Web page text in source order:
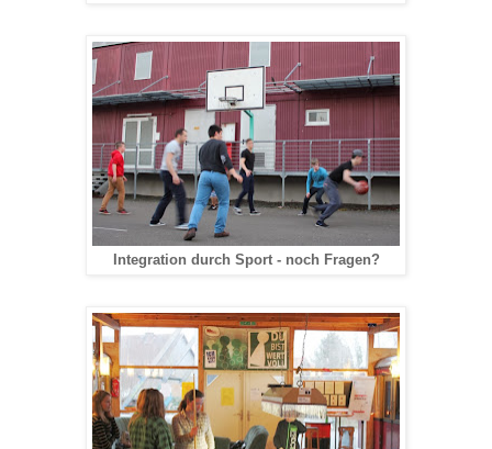
Integration durch Sport - noch Fragen?